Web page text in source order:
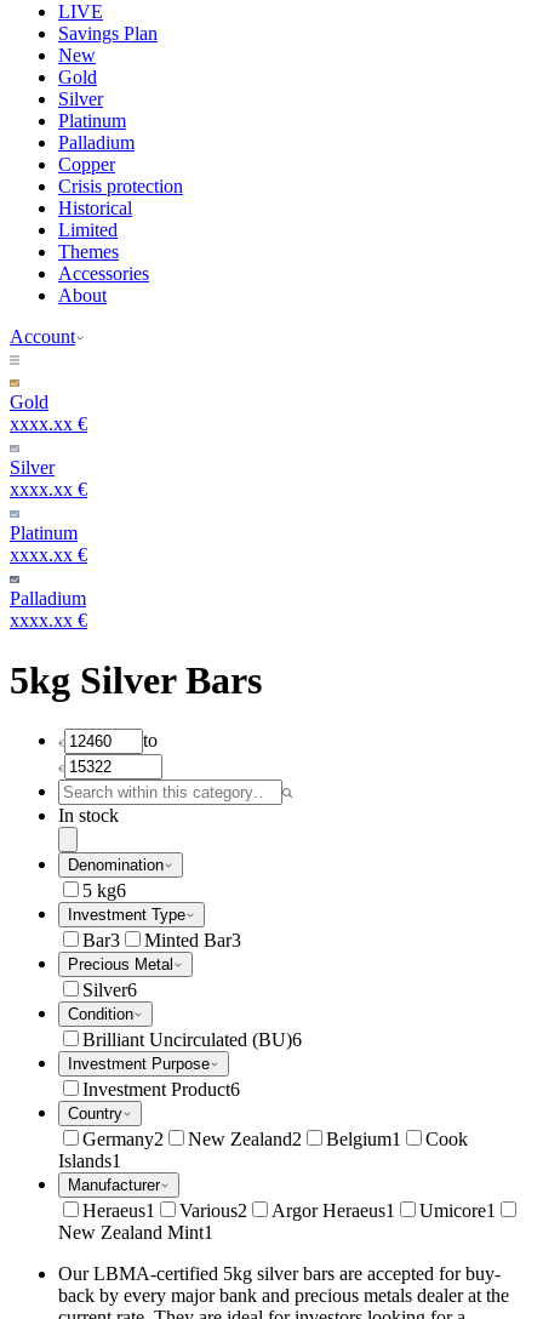
LIVE
Savings Plan
New
Gold
Silver
Platinum
Palladium
Copper
Crisis protection
Historical
Limited
Themes
Accessories
About
Account
Gold
xxxx.xx €
Silver
xxxx.xx €
Platinum
xxxx.xx €
Palladium
xxxx.xx €
5kg Silver Bars
to
In stock
Denomination
5 kg6
Investment Type
Bar3 Minted Bar3
Precious Metal
Silver6
Condition
Brilliant Uncirculated (BU)6
Investment Purpose
Investment Product6
Country
Germany2 New Zealand2 Belgium1
Cook
Islands1
Manufacturer
Heraeus1 Various2 Argor Heraeus1 Umicore1
New Zealand Mint1
Our LBMA-certified 5kg silver bars are accepted for buy-
back by every major bank and precious metals dealer at the